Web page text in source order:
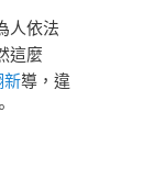
人依法
這麼
新導，違